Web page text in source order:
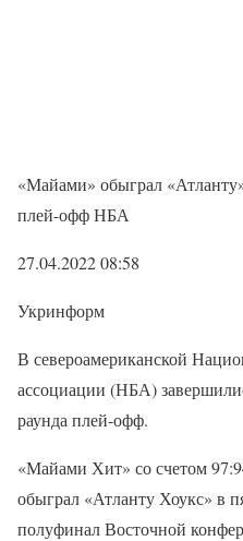
«Майами» обыграл
плей-офф НБА
27.04.2022 08:58
Укринформ
В североамериканской
ассоциации (НБА)
раунда плей-офф.
«Майами Хит» со счетом
обыграл «Атланту Хоукс» в
полуфинал Восточной